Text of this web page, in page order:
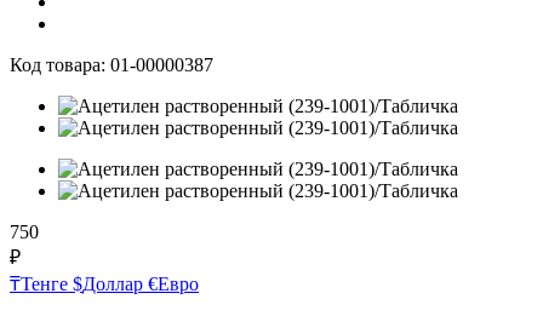
Код товара: 01-00000387
750
₽
₸Тенге $Доллар €Евро